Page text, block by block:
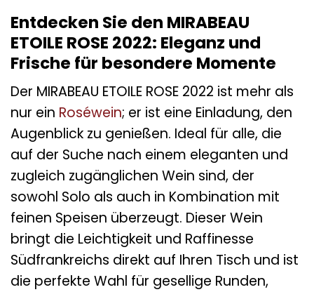
Entdecken Sie den MIRABEAU
ETOILE ROSE 2022: Eleganz und
Frische für besondere Momente
Der MIRABEAU ETOILE ROSE 2022 ist mehr als
nur ein Roséwein; er ist eine Einladung, den
Augenblick zu genießen. Ideal für alle, die
auf der Suche nach einem eleganten und
zugleich zugänglichen Wein sind, der
sowohl Solo als auch in Kombination mit
feinen Speisen überzeugt. Dieser Wein
bringt die Leichtigkeit und Raffinesse
Südfrankreichs direkt auf Ihren Tisch und ist
die perfekte Wahl für gesellige Runden,